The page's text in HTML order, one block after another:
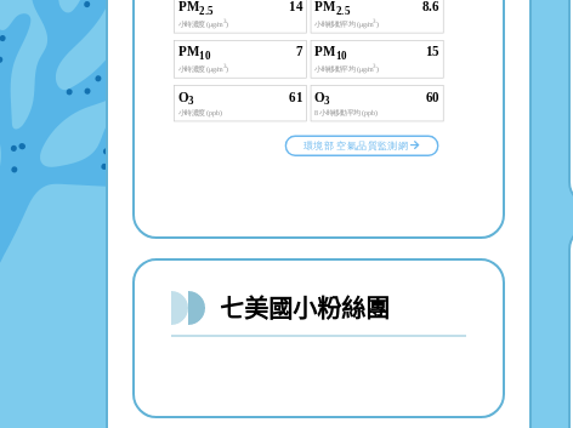
七美國小粉絲團